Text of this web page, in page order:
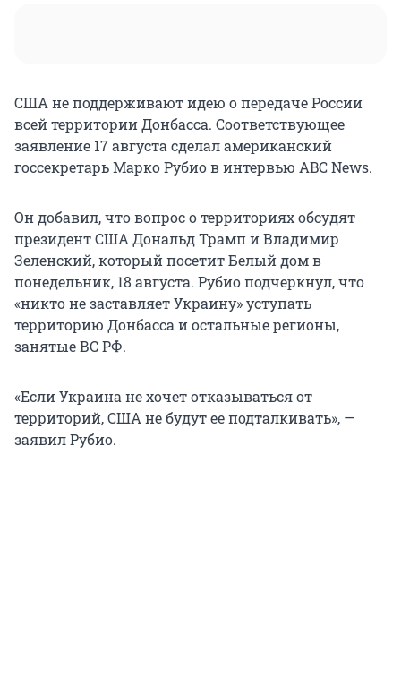
США не поддерживают идею о передаче России
всей территории Донбасса. Соответствующее
заявление 17 августа сделал американский
госсекретарь Марко Рубио в интервью ABC News.
Он добавил, что вопрос о территориях обсудят
президент США Дональд Трамп и Владимир
Зеленский, который посетит Белый дом в
понедельник, 18 августа. Рубио подчеркнул, что
«никто не заставляет Украину» уступать
территорию Донбасса и остальные регионы,
занятые ВС РФ.
«Если Украина не хочет отказываться от
территорий, США не будут ее подталкивать», —
заявил Рубио.